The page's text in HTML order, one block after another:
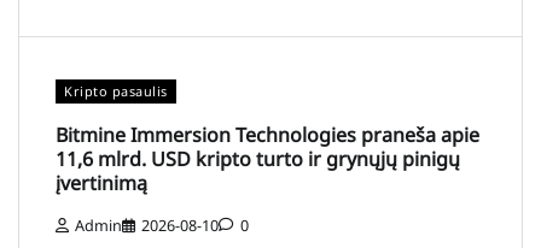
Kripto pasaulis
Bitmine Immersion Technologies praneša apie
11,6 mlrd. USD kripto turto ir grynųjų pinigų
įvertinimą
Admin 2026-08-10 0